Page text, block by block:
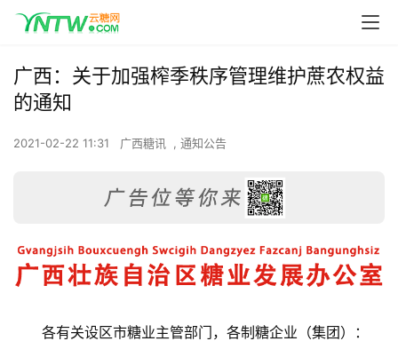
广西：关于加强榨季秩序管理维护蔗农权益
的通知
2021-02-22 11:31 广西糖讯 , 通知公告
各有关设区市糖业主管部门，各制糖企业（集团）：